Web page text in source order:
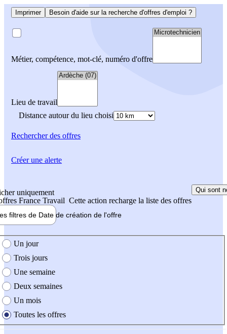
Imprimer Besoin d'aide sur la recherche d'offres d'emploi ?
Métier, compétence, mot-clé, numéro d'offre
Lieu de travail
Distance autour du lieu choisi
Rechercherdes offres
uniquement
France Travail Cette action recharge la liste des offres
Qui sont
filtres de Date de création de l'offre
création de l'offre
Un jour
Trois jours
Une semaine
Deux semaines
Un mois
Toutes les offres
Créer une alerte